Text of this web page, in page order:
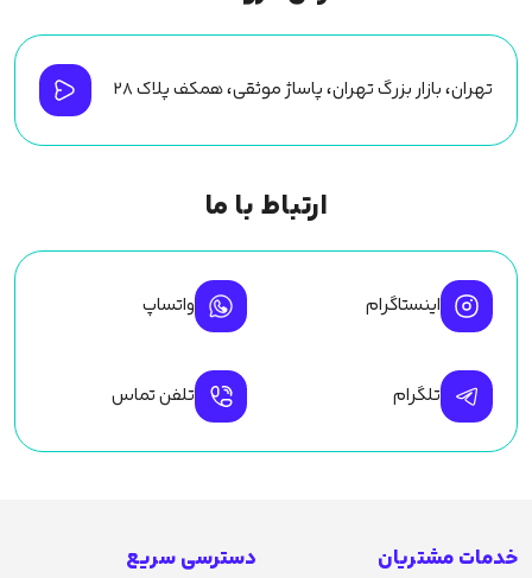
تهران، بازار بزرگ تهران، پاساژ موثقی، همکف پلاک ۲۸
ارتباط با ما
اینستاگرام واتساپ
تلگرام تلفن تماس
خدمات مشتریان دسترسی سریع